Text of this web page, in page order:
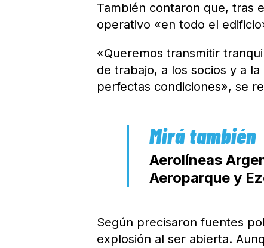
También contaron que, tras
operativo «en todo el
«Queremos transmitir
de trabajo, a los socios y a
perfectas condiciones», se
Aerolíneas
Aeroparque y
Según precisaron fuentes
explosión al ser abierta.